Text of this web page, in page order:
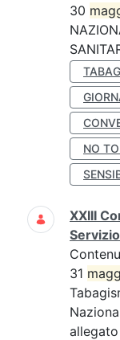
30
NO
XXIII
31